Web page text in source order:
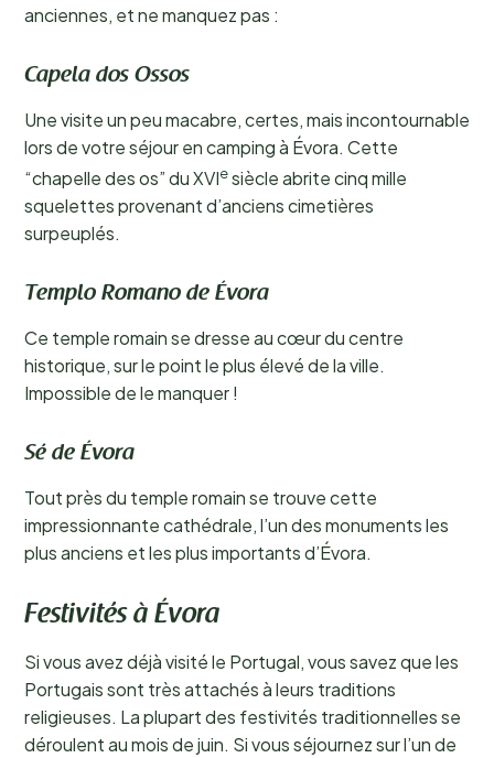
anciennes, et ne manquez pas :
Capela dos Ossos
Une visite un peu macabre, certes, mais incontournable
lors de votre séjour en camping à Évora. Cette
“chapelle des os” du XVIesiècle abrite cinq mille
squelettes provenant d’anciens cimetières
surpeuplés.
Templo Romano de Évora
Ce temple romain se dresse au cœur du centre
historique, sur le point le plus élevé de la ville.
Impossible de le manquer !
Sé de Évora
Tout près du temple romain se trouve cette
impressionnante cathédrale, l’un des monuments les
plus anciens et les plus importants d’Évora.
Festivités à Évora
Si vous avez déjà visité le Portugal, vous savez que les
Portugais sont très attachés à leurs traditions
religieuses. La plupart des festivités traditionnelles se
déroulent au mois de juin. Si vous séjournez sur l’un de